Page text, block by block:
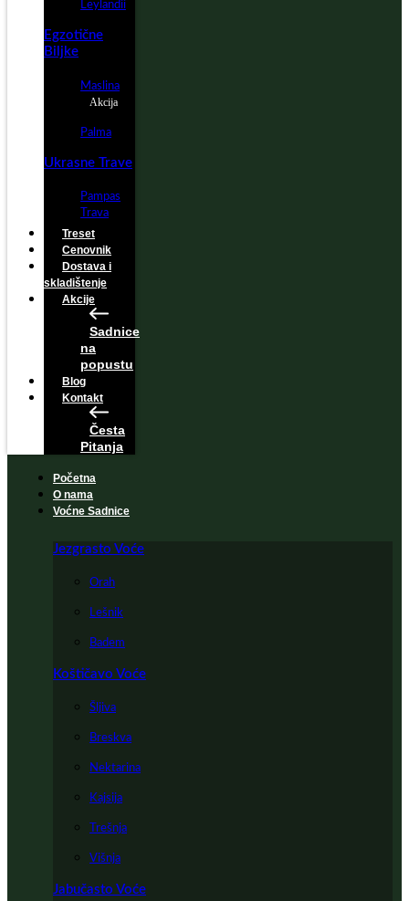
Leylandii
Egzotične
Biljke
Maslina
Akcija
Palma
Ukrasne Trave
Pampas
Trava
Treset
Cenovnik
Dostava i
skladištenje
Akcije
Sadnice
na
popustu
Blog
Kontakt
Česta
Pitanja
Početna
O nama
Voćne Sadnice
Jezgrasto Voće
Orah
Lešnik
Badem
Koštičavo Voće
Šljiva
Breskva
Nektarina
Kajsija
Trešnja
Višnja
Jabučasto Voće